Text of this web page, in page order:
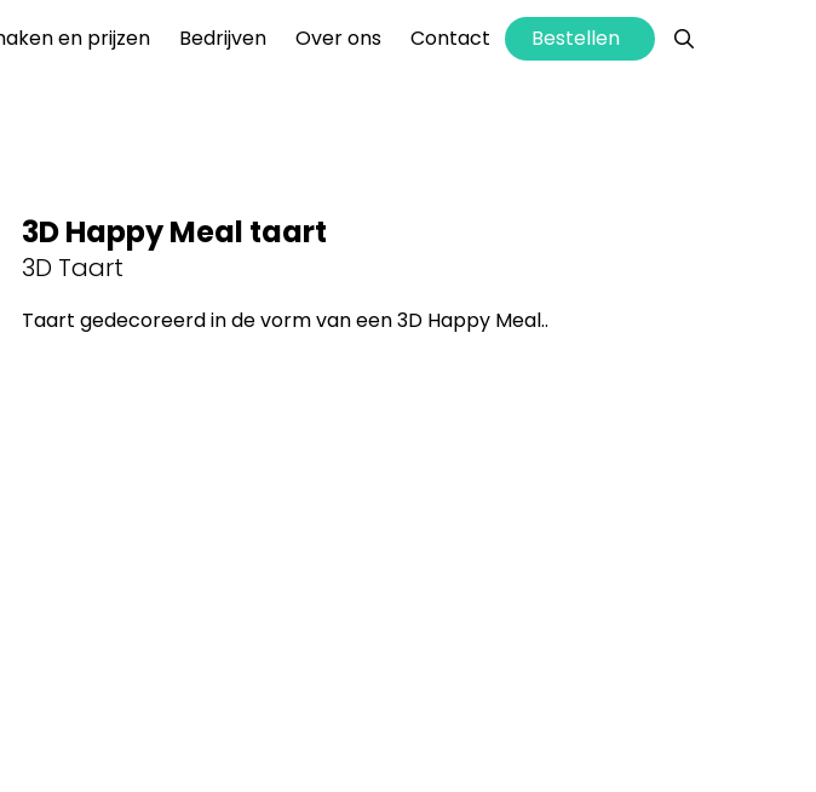
info@hettaartenhuis.nl
en prijzen Bedrijven Over ons Contact Bestellen
3D Happy Meal taart
3D Taart
Taart gedecoreerd in de vorm van een 3D Happy Meal..